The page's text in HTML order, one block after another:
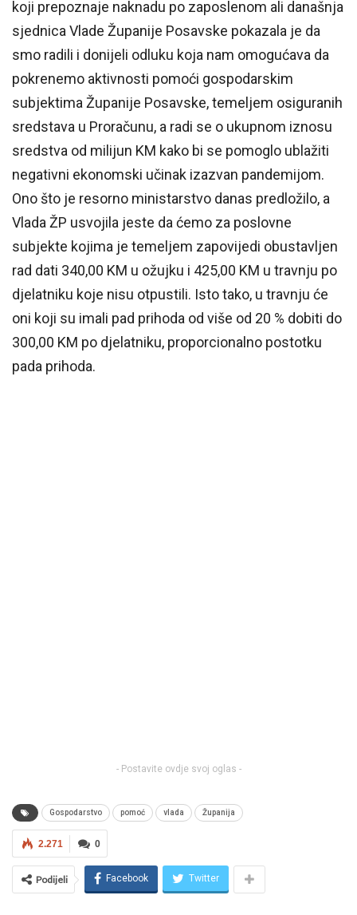
koji prepoznaje naknadu po zaposlenom ali današnja
sjednica Vlade Županije Posavske pokazala je da
smo radili i donijeli odluku koja nam omogućava da
pokrenemo aktivnosti pomoći gospodarskim
subjektima Županije Posavske, temeljem osiguranih
sredstava u Proračunu, a radi se o ukupnom iznosu
sredstva od milijun KM kako bi se pomoglo ublažiti
negativni ekonomski učinak izazvan pandemijom.
Ono što je resorno ministarstvo danas predložilo, a
Vlada ŽP usvojila jeste da ćemo za poslovne
subjekte kojima je temeljem zapovijedi obustavljen
rad dati 340,00 KM u ožujku i 425,00 KM u travnju po
djelatniku koje nisu otpustili. Isto tako, u travnju će
oni koji su imali pad prihoda od više od 20 % dobiti do
300,00 KM po djelatniku, proporcionalno postotku
pada prihoda.
- Postavite ovdje svoj oglas -
Gospodarstvo pomoć vlada Županija
0
2.271
Podijeli Facebook Twitter